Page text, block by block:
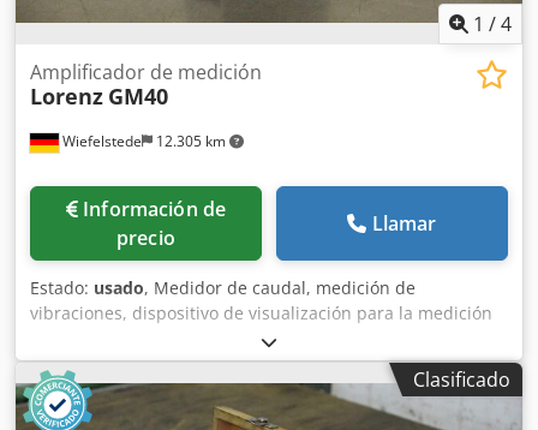
1 /4
Wiefelstede 12.305 km
Amplificador de medición
Lorenz GM40
Información de
precio
Llamar
Estado: usado, Medidor de caudal, medición de
vibraciones, dispositivo de visualización para la medición
de vibraciones, monitor. Chedpfx Asf Tdtrjn Eoa -
Fabricante: Lorenz, amplificador de medición -Tipo: GM40 -
Precio: por unidad -Cantidad: 5 unidades -Dimensiones:
75/20/A110 mm -Peso: 0,1 kg/unidad
Clasificado